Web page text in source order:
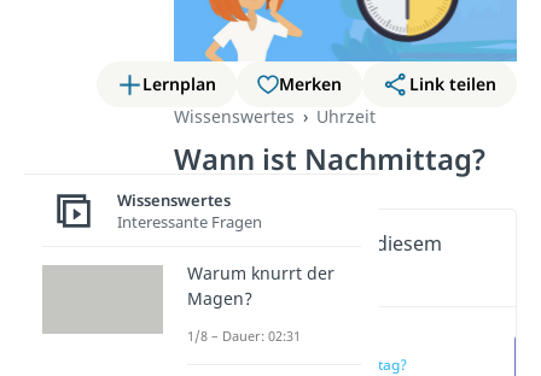
Lernplan Merken
Link teilen
Wissenswertes
Uhrzeit
Wann ist Nachmittag?
Wichtige Inhalte in diesem
Video
Nachmittag?
Wissenswertes
Interessante Fragen
Warum knurrt der
Magen?
1/8 – Dauer: 02:31